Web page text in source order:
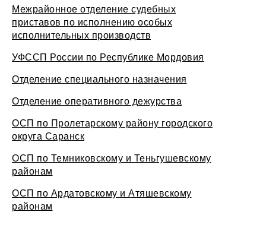
Межрайонное отделение судебных
приставов по исполнению особых
исполнительных производств
УФССП России по Республике Мордовия
Отделение специального назначения
Отделение оперативного дежурства
ОСП по Пролетарскому району городского
округа Саранск
ОСП по Темниковскому и Теньгушевскому
районам
ОСП по Ардатовскому и Атяшевскому
районам